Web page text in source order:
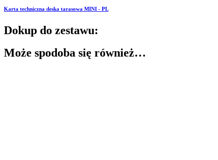
Karta techniczna deska tarasowa MINI - PL
Dokup do zestawu:
Może spodoba się również…